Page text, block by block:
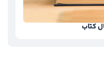
کتاب